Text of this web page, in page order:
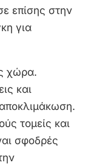
επίσης στην
για
χώρα.
και
τομείς και
σφοδρές